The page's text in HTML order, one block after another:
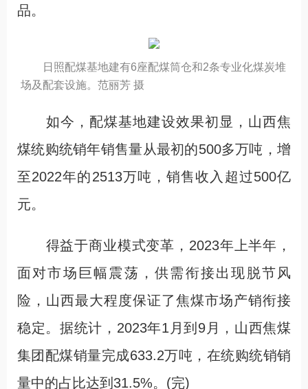
品。
日照配煤基地建有6座配煤筒仓和2条专业化煤炭堆
场及配套设施。范丽芳 摄
如今，配煤基地建设效果初显，山西焦
煤统购统销年销售量从最初的500多万吨，增
至2022年的2513万吨，销售收入超过500亿
元。
得益于商业模式变革，2023年上半年，
面对市场巨幅震荡，供需衔接出现脱节风
险，山西最大程度保证了焦煤市场产销衔接
稳定。据统计，2023年1月到9月，山西焦煤
集团配煤销量完成633.2万吨，在统购统销销
量中的占比达到31.5%。(完)